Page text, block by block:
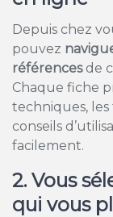
Depuis chez
pouvez
référencesde
Chaque fiche
techniques, les
conseils
facilement.
2. Vous
qui vous